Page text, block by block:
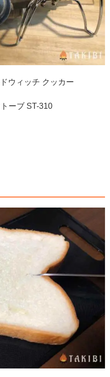
ウィッチ クッカー
ーブ ST-310